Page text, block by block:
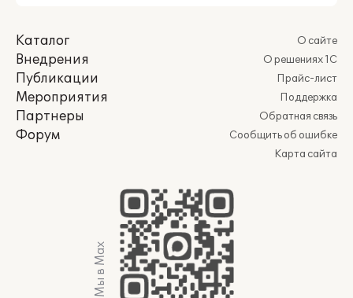
Каталог
Внедрения
Публикации
Мероприятия
Партнеры
Форум
О сайте
О решениях 1С
Прайс-лист
Поддержка
Обратная связь
Сообщить об ошибке
Карта сайта
Мы в Max